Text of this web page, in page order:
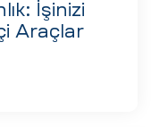
İşinizi
Araçlar